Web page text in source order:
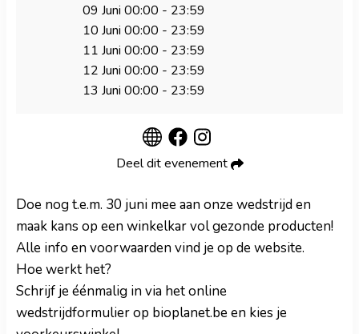
09 Juni 00:00 - 23:59
10 Juni 00:00 - 23:59
11 Juni 00:00 - 23:59
12 Juni 00:00 - 23:59
13 Juni 00:00 - 23:59
Deel dit evenement
Doe nog t.e.m. 30 juni mee aan onze wedstrijd en
maak kans op een winkelkar vol gezonde producten!
Alle info en voorwaarden vind je op de website.
Hoe werkt het?
Schrijf je éénmalig in via het online
wedstrijdformulier op bioplanet.be en kies je